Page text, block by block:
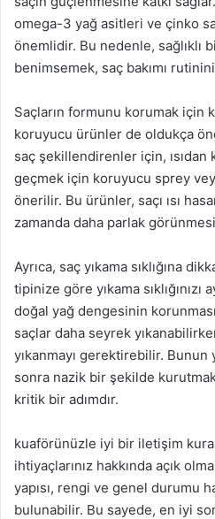
omega-3 yağ asitleri ve çinko
önemlidir. Bu nedenle, sağlıklı
benimsemek, saç bakımı
Saçların formunu korumak için
koruyucu ürünler de oldukça
saç şekillendirenler için, ısıdan
geçmek için koruyucu sprey
önerilir. Bu ürünler, saçı ısı
zamanda daha parlak
Ayrıca, saç yıkama sıklığına
tipinize göre yıkama
doğal yağ dengesinin
saçlar daha seyrek
yıkanmayı gerektirebilir. Bunun
sonra nazik bir şekilde
kritik bir adımdır.
kuaförünüzle iyi bir iletişim
ihtiyaçlarınız hakkında açık
yapısı, rengi ve genel durumu
bulunabilir. Bu sayede, en iyi